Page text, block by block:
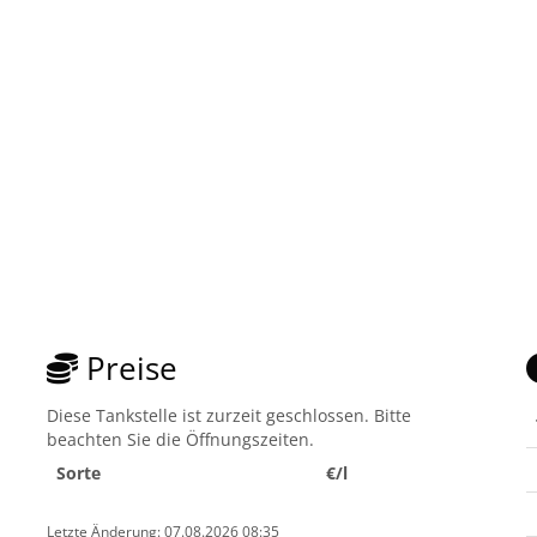
Preise
Diese Tankstelle ist zurzeit geschlossen. Bitte
beachten Sie die Öffnungszeiten.
Sorte
€/l
Letzte Änderung: 07.08.2026 08:35